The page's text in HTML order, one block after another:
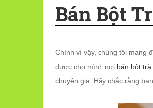
Bán Bột
Chính vì vậy, chúng tôi mang
được cho mình nơi bán bột trà
chuyên gia. Hãy chắc rằng